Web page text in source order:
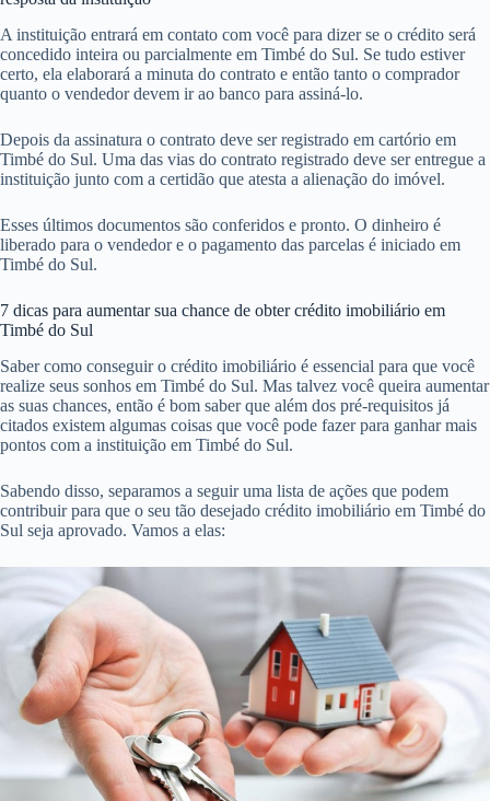
A instituição entrará em contato com você para dizer se o crédito será
concedido inteira ou parcialmente em Timbé do Sul. Se tudo estiver
certo, ela elaborará a minuta do contrato e então tanto o comprador
quanto o vendedor devem ir ao banco para assiná-lo.
Depois da assinatura o contrato deve ser registrado em cartório em
Timbé do Sul. Uma das vias do contrato registrado deve ser entregue a
instituição junto com a certidão que atesta a alienação do imóvel.
Esses últimos documentos são conferidos e pronto. O dinheiro é
liberado para o vendedor e o pagamento das parcelas é iniciado em
Timbé do Sul.
7 dicas para aumentar sua chance de obter crédito imobiliário em
Timbé do Sul
Saber como conseguir o crédito imobiliário é essencial para que você
realize seus sonhos em Timbé do Sul. Mas talvez você queira aumentar
as suas chances, então é bom saber que além dos pré-requisitos já
citados existem algumas coisas que você pode fazer para ganhar mais
pontos com a instituição em Timbé do Sul.
Sabendo disso, separamos a seguir uma lista de ações que podem
contribuir para que o seu tão desejado crédito imobiliário em Timbé do
Sul seja aprovado. Vamos a elas: